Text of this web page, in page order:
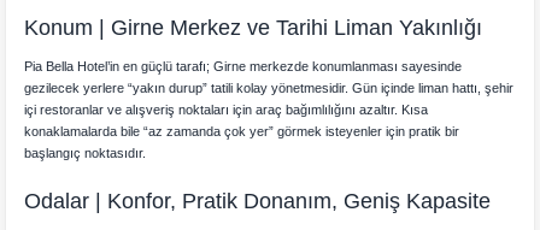
Konum | Girne Merkez ve Tarihi Liman Yakınlığı
Pia Bella Hotel’in en güçlü tarafı; Girne merkezde konumlanması sayesinde
gezilecek yerlere “yakın durup” tatili kolay yönetmesidir. Gün içinde liman hattı, şehir
içi restoranlar ve alışveriş noktaları için araç bağımlılığını azaltır. Kısa
konaklamalarda bile “az zamanda çok yer” görmek isteyenler için pratik bir
başlangıç noktasıdır.
Odalar | Konfor, Pratik Donanım, Geniş Kapasite